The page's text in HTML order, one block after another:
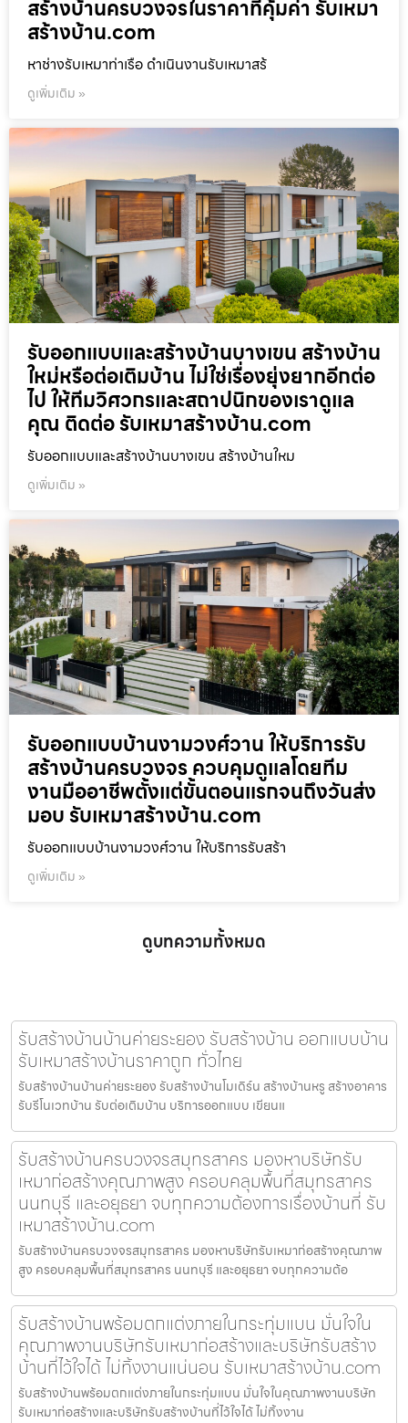
สร้างบ้านครบวงจรในราคาที่คุ้มค่า รับเหมา
สร้างบ้าน.com
หาช่างรับเหมาท่าเรือ ดำเนินงานรับเหมาสร้
ดูเพิ่มเติม »
รับออกแบบและสร้างบ้านบางเขน สร้างบ้าน
ใหม่หรือต่อเติมบ้าน ไม่ใช่เรื่องยุ่งยากอีกต่อ
ไป ให้ทีมวิศวกรและสถาปนิกของเราดูแล
คุณ ติดต่อ รับเหมาสร้างบ้าน.com
รับออกแบบและสร้างบ้านบางเขน สร้างบ้านใหม
ดูเพิ่มเติม »
รับออกแบบบ้านงามวงศ์วาน ให้บริการรับ
สร้างบ้านครบวงจร ควบคุมดูแลโดยทีม
งานมืออาชีพตั้งแต่ขั้นตอนแรกจนถึงวันส่ง
มอบ รับเหมาสร้างบ้าน.com
รับออกแบบบ้านงามวงศ์วาน ให้บริการรับสร้า
ดูเพิ่มเติม »
ดูบทความทั้งหมด
รับสร้างบ้านบ้านค่ายระยอง รับสร้างบ้าน ออกแบบบ้าน
รับเหมาสร้างบ้านราคาถูก ทั่วไทย
รับสร้างบ้านบ้านค่ายระยอง รับสร้างบ้านโมเดิร์น สร้างบ้านหรู สร้างอาคาร
รับรีโนเวทบ้าน รับต่อเติมบ้าน บริการออกแบบ เขียนแ
รับสร้างบ้านครบวงจรสมุทรสาคร มองหาบริษัทรับ
เหมาก่อสร้างคุณภาพสูง ครอบคลุมพื้นที่สมุทรสาคร
นนทบุรี และอยุธยา จบทุกความต้องการเรื่องบ้านที่ รับ
เหมาสร้างบ้าน.com
รับสร้างบ้านครบวงจรสมุทรสาคร มองหาบริษัทรับเหมาก่อสร้างคุณภาพ
สูง ครอบคลุมพื้นที่สมุทรสาคร นนทบุรี และอยุธยา จบทุกความต้อ
รับสร้างบ้านพร้อมตกแต่งภายในกระทุ่มแบน มั่นใจใน
คุณภาพงานบริษัทรับเหมาก่อสร้างและบริษัทรับสร้าง
บ้านที่ไว้ใจได้ ไม่ทิ้งงานแน่นอน รับเหมาสร้างบ้าน.com
รับสร้างบ้านพร้อมตกแต่งภายในกระทุ่มแบน มั่นใจในคุณภาพงานบริษัท
รับเหมาก่อสร้างและบริษัทรับสร้างบ้านที่ไว้ใจได้ ไม่ทิ้งงาน